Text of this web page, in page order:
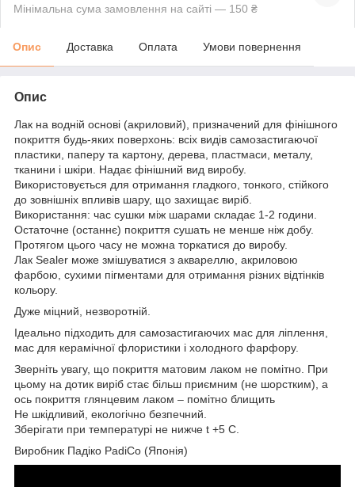
Мінімальна сума замовлення на сайті — 150 ₴
Опис Доставка Оплата Умови повернення
Опис
Лак на водній основі (акриловий), призначений для фінішного
покриття будь-яких поверхонь: всіх видів самозастигаючої
пластики, паперу та картону, дерева, пластмаси, металу,
тканини і шкіри. Надає фінішний вид виробу.
Використовується для отримання гладкого, тонкого, стійкого
до зовнішніх впливів шару, що захищає виріб.
Використання: час сушки між шарами складає 1-2 години.
Остаточне (останнє) покриття сушать не менше ніж добу.
Протягом цього часу не можна торкатися до виробу.
Лак Sealer може змішуватися з аквареллю, акриловою
фарбою, сухими пігментами для отримання різних відтінків
кольору.
Дуже міцний, незворотній.
Ідеально підходить для самозастигаючих мас для ліплення,
мас для керамічної флористики і холодного фарфору.
Зверніть увагу, що покриття матовим лаком не помітно. При
цьому на дотик виріб стає більш приємним (не шорстким), а
ось покриття глянцевим лаком – помітно блищить
Не шкідливий, екологічно безпечний.
Зберігати при температурі не нижче t +5 C.
Виробник Падіко PadiCo (Японія)